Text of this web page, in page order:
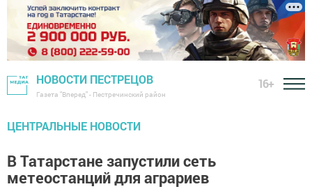
НОВОСТИ ПЕСТРЕЦОВ
Газета "Вперед" - Пестречинский район
16+
ЦЕНТРАЛЬНЫЕ НОВОСТИ
В Татарстане запустили сеть
метеостанций для аграриев